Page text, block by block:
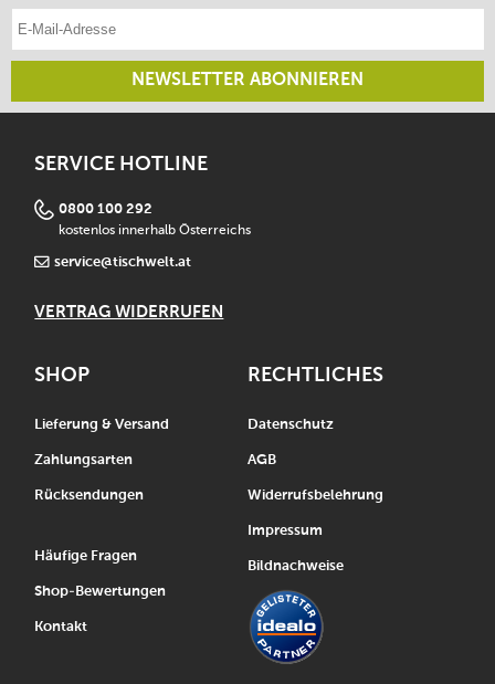
E-Mail-Adresse eintragen
NEWSLETTER ABONNIEREN
SERVICE HOTLINE
0800 100 292
kostenlos innerhalb Österreichs
service@tischwelt.at
VERTRAG WIDERRUFEN
SHOP
Lieferung & Versand
Zahlungsarten
Rücksendungen
Häufige Fragen
Shop-Bewertungen
Kontakt
RECHTLICHES
Datenschutz
AGB
Widerrufsbelehrung
Impressum
Bildnachweise